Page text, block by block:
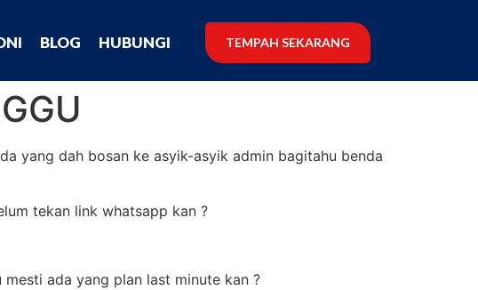
BLOG HUBUNGI TEMPAH SEKARANG
yang dah bosan ke asyik-asyik admin bagitahu benda
tekan link whatsapp kan ?
ada yang plan last minute kan ?